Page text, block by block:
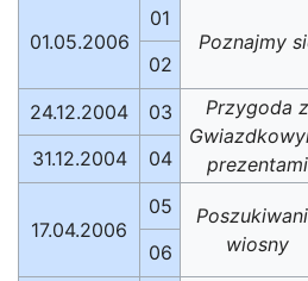
01.05.2006
01
Poznajmy
02
24.12.2004
03
Przygoda z
prezentami
31.12.2004 04
17.04.2006
05
wiosny
06